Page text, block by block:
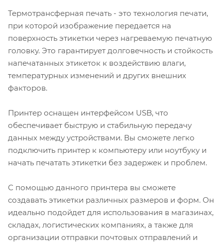
Термотрансферная печать - это технология печати,
при которой изображение передается на
поверхность этикетки через нагреваемую печатную
головку. Это гарантирует долговечность и стойкость
напечатанных этикеток к воздействию влаги,
температурных изменений и других внешних
факторов.
Принтер оснащен интерфейсом USB, что
обеспечивает быструю и стабильную передачу
данных между устройствами. Вы сможете легко
подключить принтер к компьютеру или ноутбуку и
начать печатать этикетки без задержек и проблем.
С помощью данного принтера вы сможете
создавать этикетки различных размеров и форм. Он
идеально подойдет для использования в магазинах,
складах, логистических компаниях, а также для
организации отправки почтовых отправлений и